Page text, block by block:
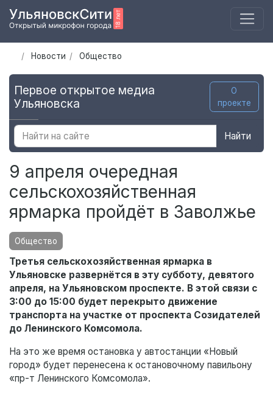
Новости Общество
Первое открытое медиа
Ульяновска
О
проекте
Найти
9 апреля очередная
сельскохозяйственная
ярмарка пройдёт в Заволжье
Общество
Третья сельскохозяйственная ярмарка в
Ульяновске развернётся в эту субботу, девятого
апреля, на Ульяновском проспекте. В этой связи с
3:00 до 15:00 будет перекрыто движение
транспорта на участке от проспекта Созидателей
до Ленинского Комсомола.
На это же время остановка у автостанции «Новый
город» будет перенесена к остановочному павильону
«пр-т Ленинского Комсомола».